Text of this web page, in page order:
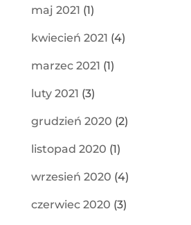
maj 2021 (1)
kwiecień 2021 (4)
marzec 2021 (1)
luty 2021 (3)
grudzień 2020 (2)
listopad 2020 (1)
wrzesień 2020 (4)
czerwiec 2020 (3)